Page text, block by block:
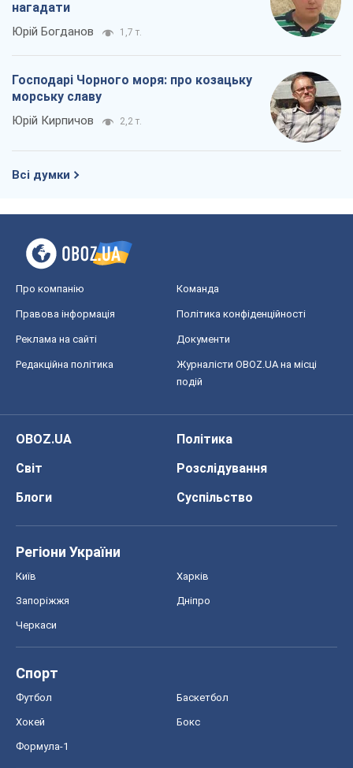
нагадати
Юрій Богданов 1,7 т.
Господарі Чорного моря: про козацьку
морську славу
Юрій Кирпичов 2,2 т.
Всі думки
Про компанію Команда
Правова інформація Політика конфіденційності
Реклама на сайті Документи
Редакційна політика
Журналісти OBOZ.UA на місці
подій
OBOZ.UA
Політика
Світ
Розслідування
Блоги
Суспільство
Регіони України
Київ Харків
Запоріжжя Дніпро
Черкаси
Спорт
Футбол Баскетбол
Хокей Бокс
Формула-1